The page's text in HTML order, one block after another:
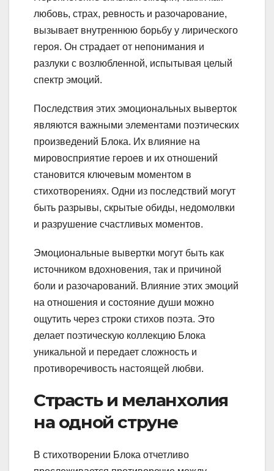
любовь, страх, ревность и разочарование,
вызывает внутреннюю борьбу у лирического
героя. Он страдает от непонимания и
разлуки с возлюбленной, испытывая целый
спектр эмоций.
Последствия этих эмоциональных выверток
являются важными элементами поэтических
произведений Блока. Их влияние на
мировосприятие героев и их отношений
становится ключевым моментом в
стихотворениях. Одни из последствий могут
быть разрывы, скрытые обиды, недомолвки
и разрушение счастливых моментов.
Эмоциональные вывертки могут быть как
источником вдохновения, так и причиной
боли и разочарований. Влияние этих эмоций
на отношения и состояние души можно
ощутить через строки стихов поэта. Это
делает поэтическую коллекцию Блока
уникальной и передает сложность и
противоречивость настоящей любви.
Страсть и меланхолия
на одной струне
В стихотворении Блока отчетливо